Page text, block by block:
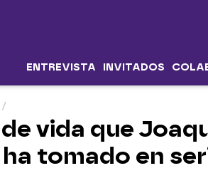
ENTREVISTA INVITADOS
vida que
tomado en